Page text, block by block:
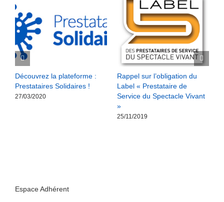
Découvrez la plateforme :
Prestataires Solidaires !
27/03/2020
Rappel sur l’obligation du
Label « Prestataire de
Service du Spectacle Vivant
»
25/11/2019
Espace Adhérent